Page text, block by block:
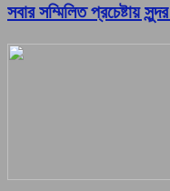
সবার সম্মিলিত প্রচেষ্টায়